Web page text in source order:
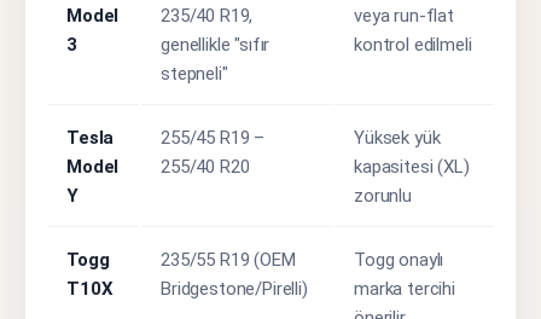
Model
3
235/40 R19,
genellikle "sıfır
stepneli"
veya run-flat
kontrol edilmeli
Tesla
Model
Y
255/45 R19 –
255/40 R20
Yüksek yük
kapasitesi (XL)
zorunlu
Togg
T10X
235/55 R19 (OEM
Bridgestone/Pirelli)
Togg onaylı
marka tercihi